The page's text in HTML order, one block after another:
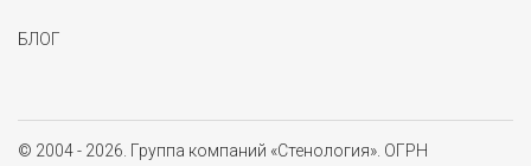
БЛОГ
© 2004 - 2026. Группа компаний «Стенология». ОГРН